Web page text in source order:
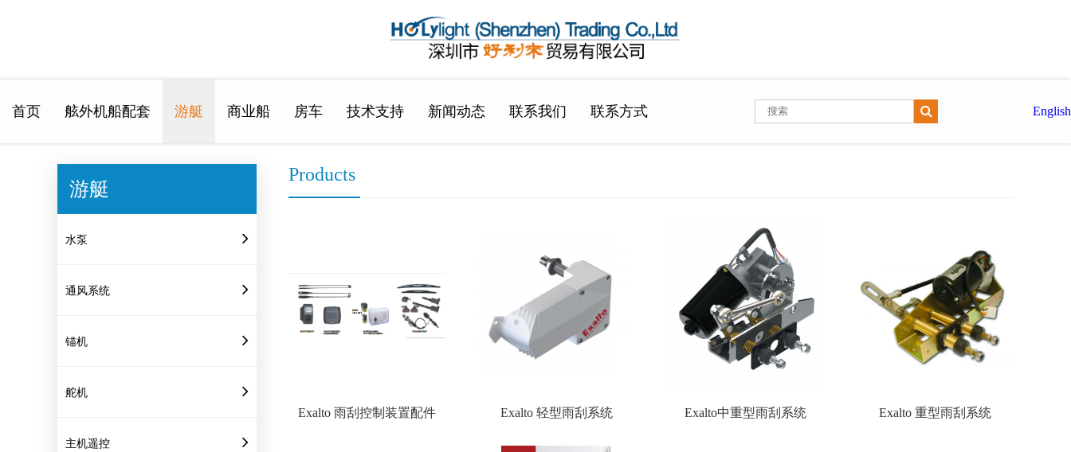
首页 舷外机船配套 游艇 商业船 房车 技术支持 新闻动态 联系我们 联系方式 English
游艇
水泵
通风系统
锚机
舵机
主机遥控
Products
Exalto 雨刮控制装置配件 Exalto 轻型雨刮系统 Exalto中重型雨刮系统 Exalto 重型雨刮系统